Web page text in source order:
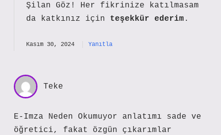
Şilan Göz! Her fikrinize katılmasam
da katkınız için teşekkür ederim .
Kasım 30, 2024 Yanıtla
Teke
E-Imza Neden Okumuyor anlatımı sade ve
öğretici, fakat özgün çıkarımlar